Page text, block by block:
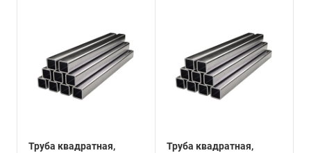
Труба квадратная,
Труба квадратная,